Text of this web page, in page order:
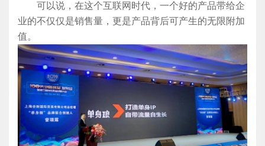
可以说，在这个互联网时代，一个好的产品带给企
业的不仅仅是销售量，更是产品背后可产生的无限附加
值。